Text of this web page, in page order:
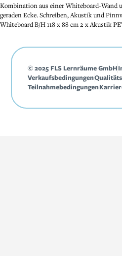
Kombination aus einer Whiteboard-Wand
geraden Ecke. Schreiben, Akustik und
Whiteboard B/H 118 x 88 cm 2 x Akustik
© 2025 FLS Lernräume GmbH
Verkaufsbedingungen
Teilnahmebedingungen